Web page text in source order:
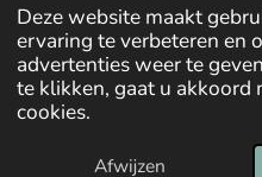
Deze website maakt
ervaring te verbeteren en
advertenties weer te
te klikken, gaat u akkoord
cookies.
Afwijzen
© 2025 Groei in Jezelf
Powered byJouwWeb